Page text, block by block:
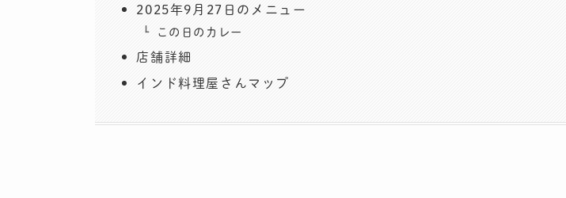
2025年9月27日のメニュー
この日のカレー
店舗詳細
インド料理屋さんマップ